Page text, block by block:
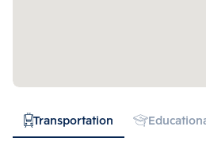
Transportation